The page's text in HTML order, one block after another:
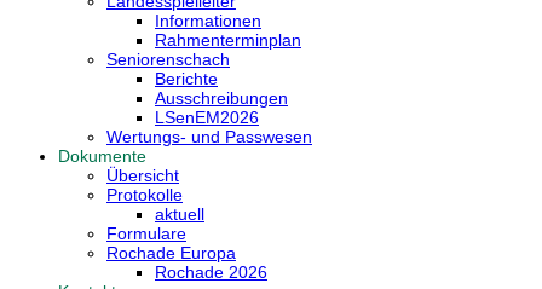
Informationen
Rahmenterminplan
Seniorenschach
Berichte
Ausschreibungen
LSenEM2026
Wertungs- und Passwesen
Dokumente
Übersicht
Protokolle
aktuell
Formulare
Rochade Europa
Rochade 2026